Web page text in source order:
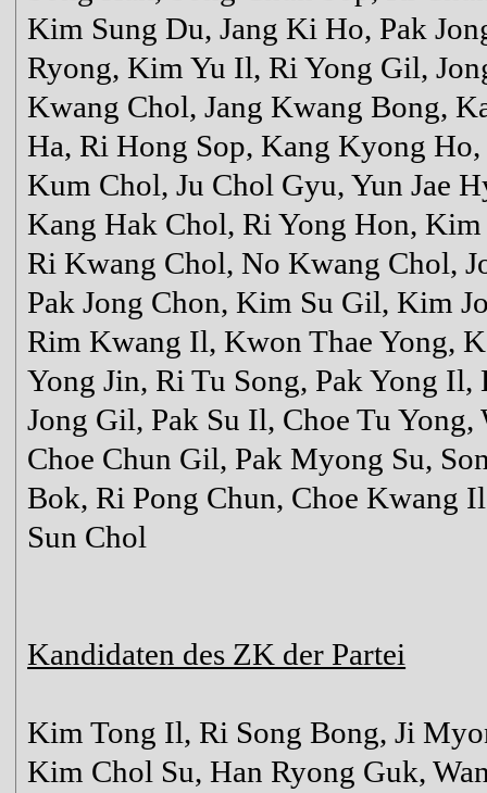
Kim Sung Du, Jang Ki Ho, Pak
Ryong, Kim Yu Il, Ri Yong Gil,
Kwang Chol, Jang Kwang Bong,
Ha, Ri Hong Sop, Kang Kyong
Kum Chol, Ju Chol Gyu, Yun Jae
Kang Hak Chol, Ri Yong Hon,
Ri Kwang Chol, No Kwang Chol,
Pak Jong Chon, Kim Su Gil, Kim
Rim Kwang Il, Kwon Thae Yong,
Yong Jin, Ri Tu Song, Pak Yong
Jong Gil, Pak Su Il, Choe Tu
Choe Chun Gil, Pak Myong Su,
Bok, Ri Pong Chun, Choe Kwang
Sun Chol
Kandidaten des ZK der Partei
Kim Tong Il, Ri Song Bong, Ji
Kim Chol Su, Han Ryong Guk,